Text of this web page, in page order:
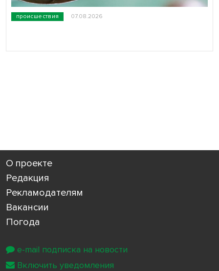
происшествия 07.08.2026
О проекте
Редакция
Рекламодателям
Вакансии
Погода
e-mail подписка на новости
Включить уведомления